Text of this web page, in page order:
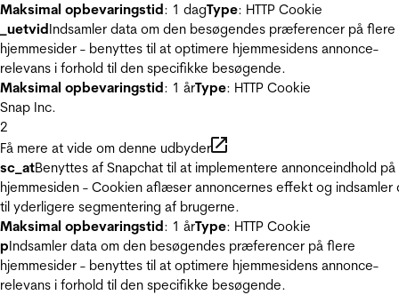
Maksimal opbevaringstid: 1 dagType: HTTP Cookie
_uetvidIndsamler data om den besøgendes præferencer på flere
hjemmesider - benyttes til at optimere hjemmesidens annonce-
relevans i forhold til den specifikke besøgende.
Maksimal opbevaringstid: 1 årType: HTTP Cookie
Snap Inc.
2
Få mere at vide om denne udbyder
sc_atBenyttes af Snapchat til at implementere annonceindhold på
hjemmesiden - Cookien aflæser annoncernes effekt og indsamler
til yderligere segmentering af brugerne.
Maksimal opbevaringstid: 1 årType: HTTP Cookie
pIndsamler data om den besøgendes præferencer på flere
hjemmesider - benyttes til at optimere hjemmesidens annonce-
relevans i forhold til den specifikke besøgende.